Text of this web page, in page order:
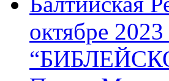
октябре